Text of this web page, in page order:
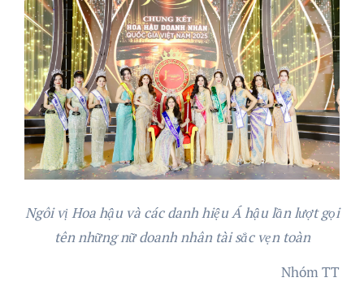
Ngôi vị Hoa hậu và các danh hiệu Á hậu lần lượt gọi
tên những nữ doanh nhân tài sắc vẹn toàn
Nhóm TT